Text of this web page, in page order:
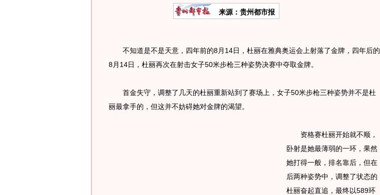
来源：贵州都市报
不知道是不是天意，四年前的8月14日，杜丽在雅典奥运会上射落了金牌，四年后的
8月14日，杜丽再次在射击女子50米步枪三种姿势决赛中夺取金牌。
首金失守，调整了几天的杜丽重新站到了赛场上，女子50米步枪三种姿势并不是杜
丽最拿手的，但这并不妨碍她对金牌的渴望。
资格赛杜丽开始就不顺，
卧射是她最薄弱的一环，果然
她打得一般，排名靠后，但在
后两种姿势中，调整了状态的
杜丽奋起直追，最终以589环